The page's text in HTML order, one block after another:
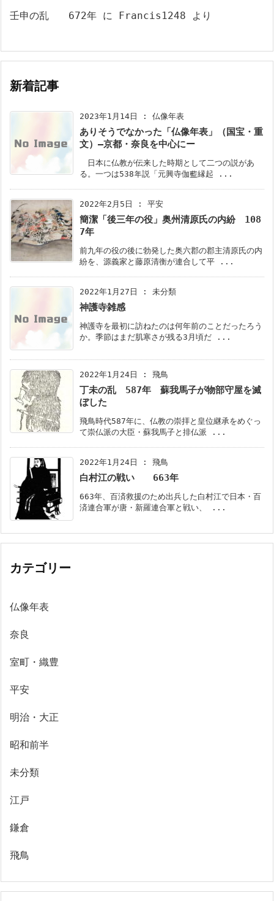
壬申の乱 672年 に Francis1248 より
新着記事
2023年1月14日 : 仏像年表
ありそうでなかった「仏像年表」（国宝・重
文）―京都・奈良を中心にー
日本に仏教が伝来した時期として二つの説があ
る。一つは538年説「元興寺伽藍縁起 ...
2022年2月5日 : 平安
簡潔「後三年の役」奥州清原氏の内紛 108
7年
前九年の役の後に勃発した奥六郡の郡主清原氏の内
紛を、源義家と藤原清衡が連合して平 ...
2022年1月27日 : 未分類
神護寺雑感
神護寺を最初に訪ねたのは何年前のことだったろう
か。季節はまだ肌寒さが残る3月頃だ ...
2022年1月24日 : 飛鳥
丁未の乱 587年 蘇我馬子が物部守屋を滅
ぼした
飛鳥時代587年に、仏教の崇拝と皇位継承をめぐっ
て崇仏派の大臣・蘇我馬子と排仏派 ...
2022年1月24日 : 飛鳥
白村江の戦い 663年
663年、百済救援のため出兵した白村江で日本・百
済連合軍が唐・新羅連合軍と戦い、 ...
カテゴリー
仏像年表
奈良
室町・織豊
平安
明治・大正
昭和前半
未分類
江戸
鎌倉
飛鳥